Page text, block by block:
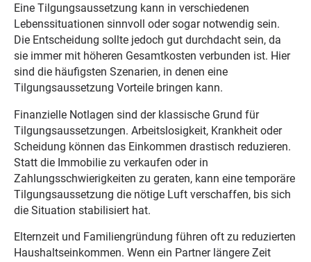
Eine Tilgungsaussetzung kann in verschiedenen
Lebenssituationen sinnvoll oder sogar notwendig sein.
Die Entscheidung sollte jedoch gut durchdacht sein, da
sie immer mit höheren Gesamtkosten verbunden ist. Hier
sind die häufigsten Szenarien, in denen eine
Tilgungsaussetzung Vorteile bringen kann.
Finanzielle Notlagen sind der klassische Grund für
Tilgungsaussetzungen. Arbeitslosigkeit, Krankheit oder
Scheidung können das Einkommen drastisch reduzieren.
Statt die Immobilie zu verkaufen oder in
Zahlungsschwierigkeiten zu geraten, kann eine temporäre
Tilgungsaussetzung die nötige Luft verschaffen, bis sich
die Situation stabilisiert hat.
Elternzeit und Familiengründung führen oft zu reduzierten
Haushaltseinkommen. Wenn ein Partner längere Zeit